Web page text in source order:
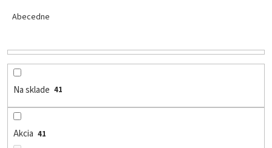
e
d
Abecedne
Na sklade 41
Akcia 41